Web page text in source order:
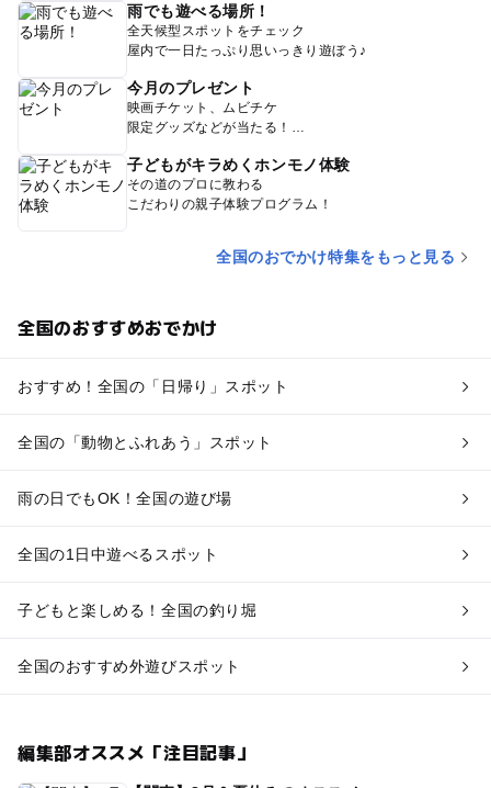
雨でも遊べる場所！
全天候型スポットをチェック
屋内で一日たっぷり思いっきり遊ぼう♪
今月のプレゼント
映画チケット、ムビチケ
限定グッズなどが当たる！
子どもがキラめくホンモノ体験
その道のプロに教わる
こだわりの親子体験プログラム！
全国のおでかけ特集をもっと見る
全国のおすすめおでかけ
おすすめ！全国の「日帰り」スポット
全国の「動物とふれあう」スポット
雨の日でもOK！全国の遊び場
全国の1日中遊べるスポット
子どもと楽しめる！全国の釣り堀
全国のおすすめ外遊びスポット
編集部オススメ「注目記事」